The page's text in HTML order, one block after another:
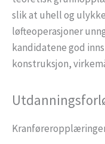
slik at uhell og
løfteoperasjoner
kandidatene god
konstruksjon,